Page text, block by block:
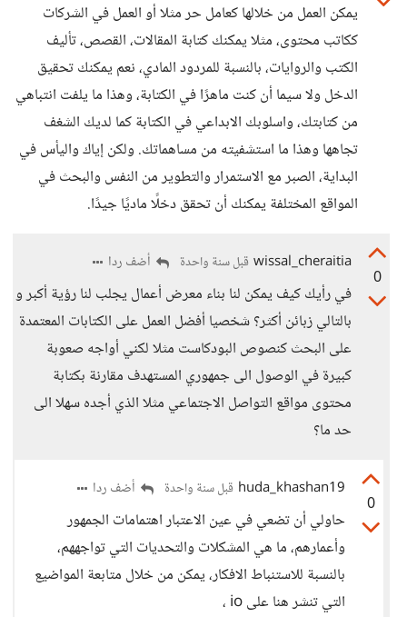
يمكن العمل من خلالها كعامل حر مثلا أو العمل في الشركات
ككاتب محتوى، مثلا يمكنك كتابة المقالات، القصص، تأليف
الكتب والروايات، بالنسبة للمردود المادي، نعم يمكنك تحقيق
الدخل ولا سيما أن كنت ماهرًا في الكتابة، وهذا ما يلفت انتباهي
من كتابتك، واسلوبك الابداعي في الكتابة كما لديك الشغف
تجاهها وهذا ما استشفيته من مساهماتك. ولكن إياك واليأس في
البداية، الصبر مع الاستمرار والتطوير من النفس والبحث في
المواقع المختلفة يمكنك أن تحقق دخلًا ماديًا جيدًا.
0
wissal_cheraitia قبل سنة واحدة أضف ردا
في رأيك كيف يمكن لنا بناء معرض أعمال يجلب لنا رؤية أكبر و
بالتالي زبائن أكثر؟ شخصيا أفضل العمل على الكتابات المعتمدة
على البحث كنصوص البودكاست مثلا لكني أواجه صعوبة
كبيرة في الوصول الى جمهوري المستهدف مقارنة بكتابة
محتوى مواقع التواصل الاجتماعي مثلا الذي أجده سهلا الى
حد ما؟
0
huda_khashan19 قبل سنة واحدة أضف ردا
حاولي أن تضعي في عين الاعتبار اهتمامات الجمهور
وأعمارهم، ما هي المشكلات والتحديات التي تواجههم،
بالنسبة للاستنباط الافكار، يمكن من خلال متابعة المواضيع
التي تنشر هنا على io ،